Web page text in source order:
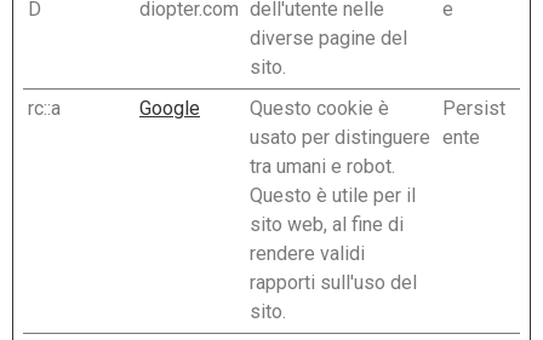
D
diopter.com dell'utente nelle
diverse pagine del
sito.
e
rc::a Google
Questo cookie è
usato per distinguere
tra umani e robot.
Questo è utile per il
sito web, al fine di
rendere validi
rapporti sull'uso del
sito.
Persist
ente